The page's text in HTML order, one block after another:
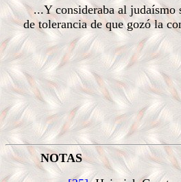
...Y consideraba al judaísmo
de tolerancia de que gozó la
NOTAS